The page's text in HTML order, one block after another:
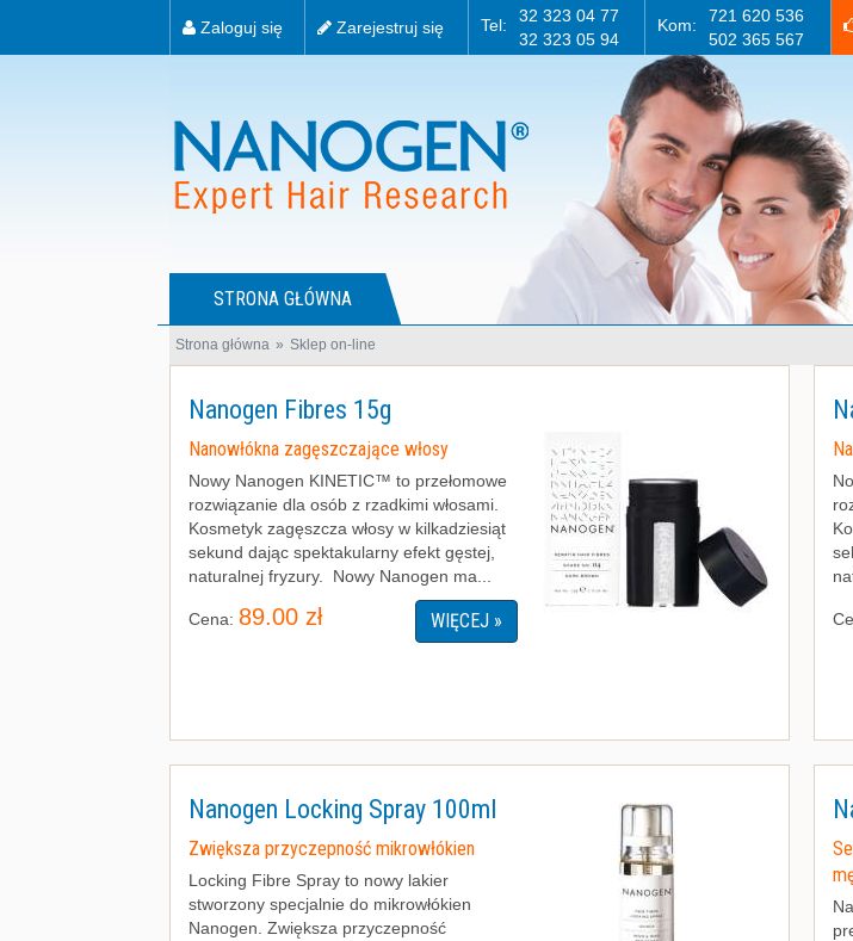
Zaloguj się Zarejestruj się Tel:
32 323 04 77
32 323 05 94
Kom:
721 620 536
502 365 567
STRONA GŁÓWNA
Strona główna Sklep on-line
Nanogen Fibres 15g
Nanowłókna zagęszczające włosy
Nowy Nanogen KINETIC™ to przełomowe
rozwiązanie dla osób z rzadkimi włosami.
Kosmetyk zagęszcza włosy w kilkadziesiąt
sekund dając spektakularny efekt gęstej,
naturalnej fryzury. Nowy Nanogen ma...
Cena: 89.00 zł WIĘCEJ »
Nanogen Locking Spray 100ml
Zwiększa przyczepność mikrowłókien
Locking Fibre Spray to nowy lakier
stworzony specjalnie do mikrowłókien
Nanogen. Zwiększa przyczepność